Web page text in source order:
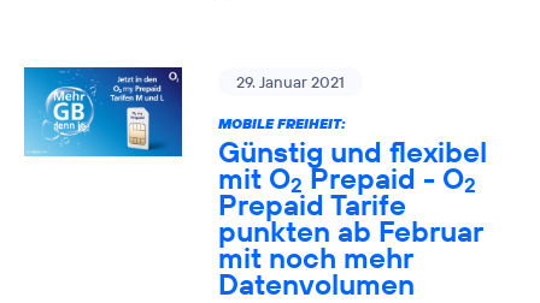
29. Januar 2021
MOBILE FREIHEIT:
Günstig und flexibel
mit O2 Prepaid - O2
Prepaid Tarife
punkten ab Februar
mit noch mehr
Datenvolumen